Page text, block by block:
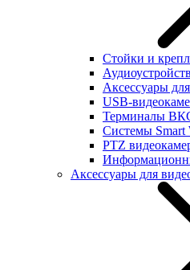
Стойки и
Аксессуары
USB-
Терминалы
Системы Smart
PTZ
Аксессуары для